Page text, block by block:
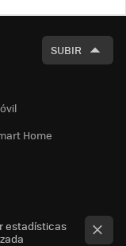
SUBIR
Home
estadísticas